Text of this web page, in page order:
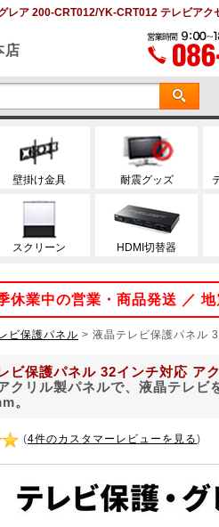
レア 200-CRT012/YK-CRT012 テレビアク
壁掛け金具 耐震グッズ
スクリーン HDMI切替器
業中の営業・商品発送 ／
ビ保護パネル > 液晶テレビ保護パネル
ビ保護パネル 32インチ対応 ア
クリル製パネルで、液晶テレビ
。
(4件のカスタマーレビューを見る)